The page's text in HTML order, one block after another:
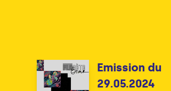
Emission du
29.05.2024